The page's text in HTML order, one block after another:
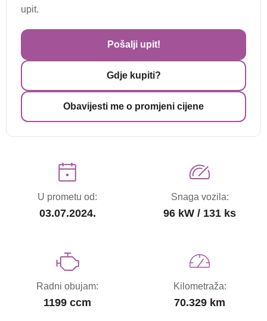
upit.
Pošalji upit!
Gdje kupiti?
Obavijesti me o promjeni cijene
U prometu od:
03.07.2024.
Snaga vozila:
96 kW / 131 ks
Radni obujam:
1199 ccm
Kilometraža:
70.329 km